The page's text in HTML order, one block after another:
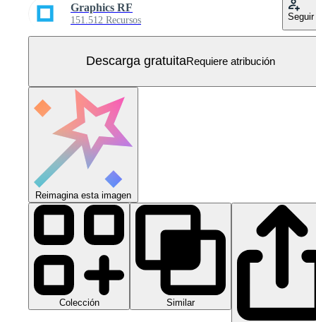
Graphics RF
151.512 Recursos Seguir
Descarga gratuitaRequiere atribución
Reimagina esta imagen
Colección Similar